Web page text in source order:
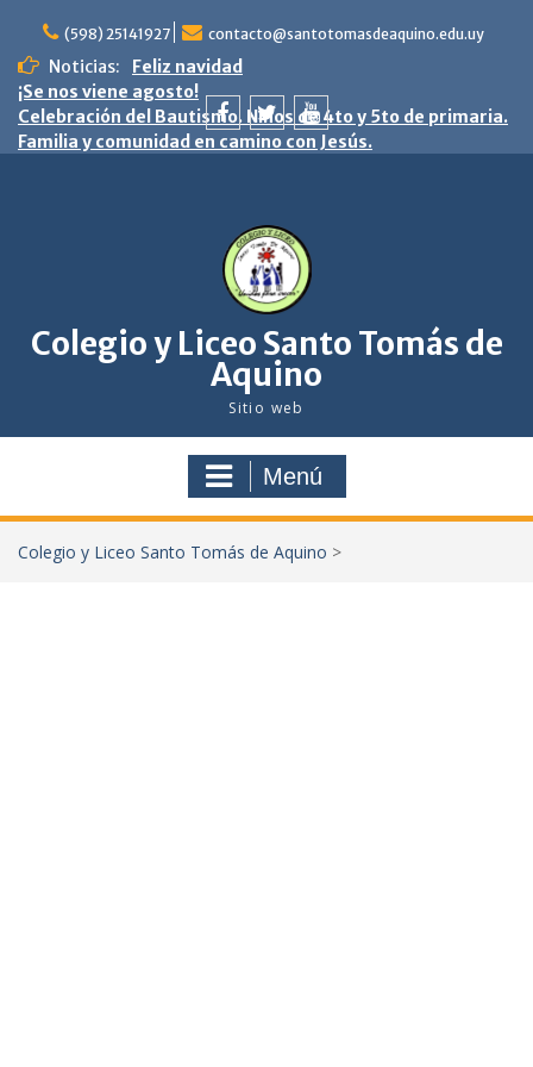
contenido
(598) 25141927 contacto@santotomasdeaquino.edu.uy
Noticias:
Feliz navidad
¡Se nos viene agosto!
Celebración del Bautismo. Niños de 4to y 5to de primaria.
Familia y comunidad en camino con Jesús.
facebooktwitteryoutube
Colegio y Liceo Santo Tomás de
Aquino
Sitio web
Menú
Colegio y Liceo Santo Tomás de Aquino >